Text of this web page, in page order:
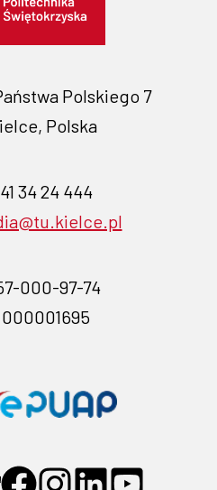
Polskiego 7
Polska
34 24 444
000-97-74
000001695
Przejdź
stronę
PrzejdźPrzejdźPrzejdźPrzejdź